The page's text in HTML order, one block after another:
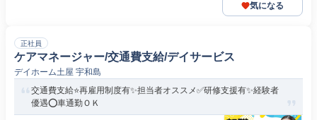
気になる
正社員
ケアマネージャー/交通費支給/デイサービス
デイホーム土屋 宇和島
交通費支給⭐️再雇用制度有✨担当者オススメ✅️研修支援有✨経験者
優遇⭕️車通勤ＯＫ